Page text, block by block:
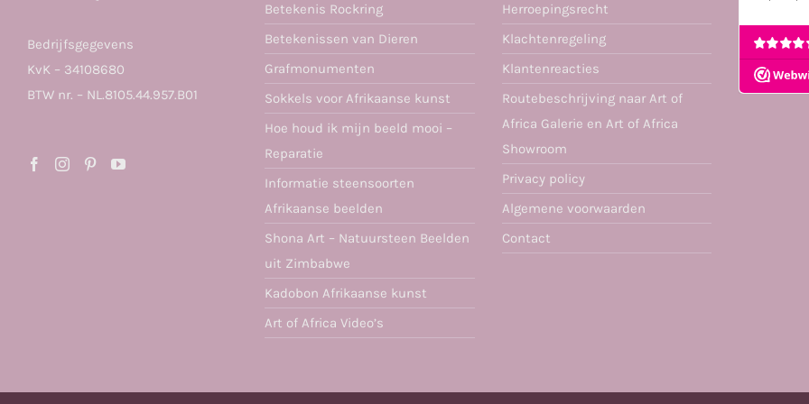
Bedrijfsgegevens
KvK – 34108680
BTW nr. – NL.8105.44.957.B01
Betekenis Rockring
Betekenissen van Dieren
Grafmonumenten
Sokkels voor Afrikaanse kunst
Hoe houd ik mijn beeld mooi –
Reparatie
Informatie steensoorten
Afrikaanse beelden
Shona Art – Natuursteen Beelden
uit Zimbabwe
Kadobon Afrikaanse kunst
Art of Africa Video’s
Herroepingsrecht
Klachtenregeling
Klantenreacties
Routebeschrijving naar Art of
Africa Galerie en Art of Africa
Showroom
Privacy policy
Algemene voorwaarden
Contact